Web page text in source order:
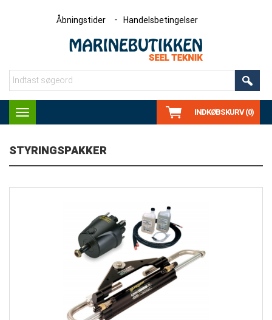
Åbningstider Handelsbetingelser
Toggle
navigation
INDKØBSKURV (0)
STYRINGSPAKKER